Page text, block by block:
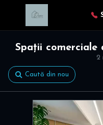
2
Spații comerciale
Caută din nou